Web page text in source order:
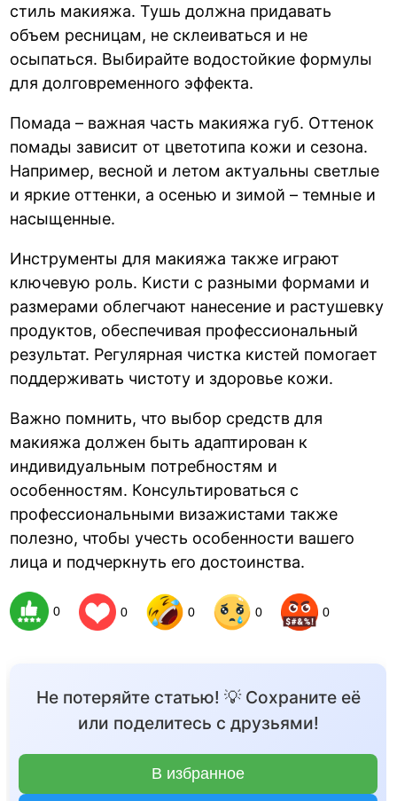
стиль макияжа. Тушь должна придавать
объем ресницам, не склеиваться и не
осыпаться. Выбирайте водостойкие формулы
для долговременного эффекта.
Помада – важная часть макияжа губ. Оттенок
помады зависит от цветотипа кожи и сезона.
Например, весной и летом актуальны светлые
и яркие оттенки, а осенью и зимой – темные и
насыщенные.
Инструменты для макияжа также играют
ключевую роль. Кисти с разными формами и
размерами облегчают нанесение и растушевку
продуктов, обеспечивая профессиональный
результат. Регулярная чистка кистей помогает
поддерживать чистоту и здоровье кожи.
Важно помнить, что выбор средств для
макияжа должен быть адаптирован к
индивидуальным потребностям и
особенностям. Консультироваться с
профессиональными визажистами также
полезно, чтобы учесть особенности вашего
лица и подчеркнуть его достоинства.
0 0 0 0 0
Не потеряйте статью! 💡 Сохраните её
или поделитесь с друзьями!
В избранное